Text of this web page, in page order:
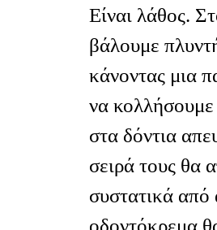
Είναι λάθος.
βάλουμε
κάνοντας μια
να
στα δόντια
σειρά τους θα
συστατικά
οδοντόκρεμα